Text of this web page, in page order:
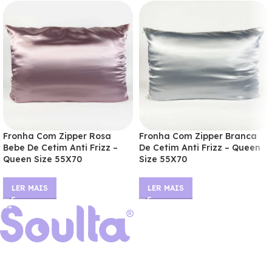
Fronha Com Zipper Rosa
Bebe De Cetim Anti Frizz –
Queen Size 55X70
LER MAIS
Fronha Com Zipper Branca
De Cetim Anti Frizz – Queen
Size 55X70
LER MAIS